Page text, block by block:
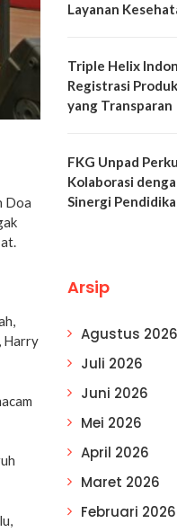
Doa
Harry
Layanan
Triple Helix
Registrasi
yang Transparan
FKG Unpad
Kolaborasi
Sinergi
Arsip
Agustus 2026
Juli 2026
Juni 2026
Mei 2026
April 2026
Maret 2026
Februari 2026